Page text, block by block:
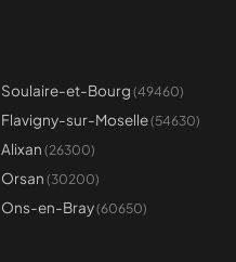
Soulaire-et-Bourg (49460)
Flavigny-sur-Moselle(54630)
Alixan (26300)
Orsan (30200)
Ons-en-Bray(60650)